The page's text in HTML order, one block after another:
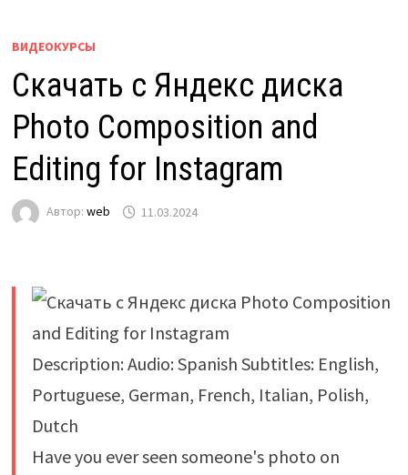
ВИДЕОКУРСЫ
Скачать с Яндекс диска
Photo Composition and
Editing for Instagram
Автор: web 11.03.2024
Description: Audio: Spanish Subtitles: English,
Portuguese, German, French, Italian, Polish,
Dutch
Have you ever seen someone's photo on